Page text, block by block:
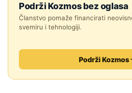
Podrži Kozmos bez oglasa
Članstvo pomaže financirati
svemiru i tehnologiji.
Podrži Kozmos